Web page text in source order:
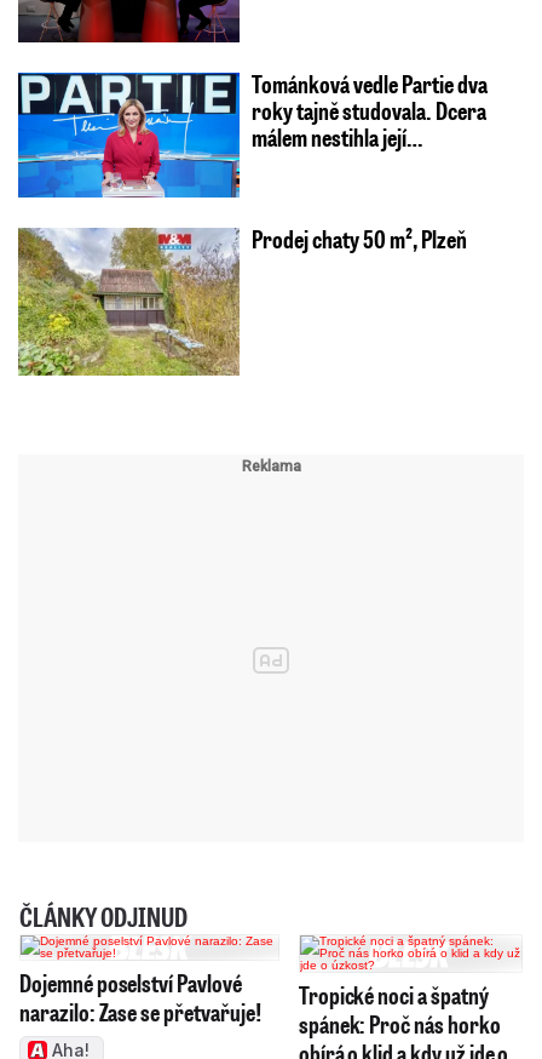
Tománková vedle Partie dva
roky tajně studovala. Dcera
málem nestihla její…
Prodej chaty 50 m², Plzeň
ČLÁNKY ODJINUD
Dojemné poselství Pavlové
narazilo: Zase se přetvařuje!
Aha!
Tropické noci a špatný
spánek: Proč nás horko